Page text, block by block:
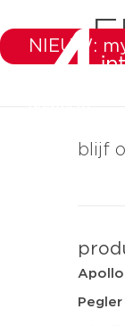
NIEUW:
blijf